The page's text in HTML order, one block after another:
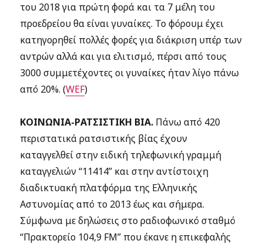
του 2018 για πρώτη φορά και τα 7 μέλη του
προεδρείου θα είναι γυναίκες. Το φόρουμ έχει
κατηγορηθεί πολλές φορές για διάκριση υπέρ των
αντρών αλλά και για ελιτισμό, πέρσι από τους
3000 συμμετέχοντες οι γυναίκες ήταν λίγο πάνω
από 20%. (WEF)
ΚΟΙΝΩΝΙΑ-ΡΑΤΣΙΣΤΙΚΗ ΒΙΑ. Πάνω από 420
περιστατικά ρατσιστικής βίας έχουν
καταγγελθεί στην ειδική τηλεφωνική γραμμή
καταγγελιών “11414” και στην αντίστοιχη
διαδικτυακή πλατφόρμα της Ελληνικής
Αστυνομίας από το 2013 έως και σήμερα.
Σύμφωνα με δηλώσεις στο ραδιοφωνικό σταθμό
“Πρακτορείο 104,9 FM” που έκανε η επικεφαλής